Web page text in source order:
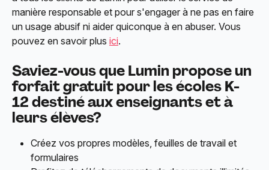
manière responsable et pour s'engager à ne pas en faire
un usage abusif ni aider quiconque à en abuser. Vous
pouvez en savoir plus ici.
Saviez-vous que Lumin propose un
forfait gratuit pour les écoles K-
12 destiné aux enseignants et à
leurs élèves?
Créez vos propres modèles, feuilles de travail et
formulaires